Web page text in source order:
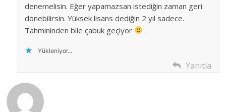
denemelisin. Eğer yapamazsan istediğin zaman geri
dönebilirsin. Yüksek lisans dediğin 2 yıl sadece.
Tahmininden bile çabuk geçiyor
.
Yükleniyor...
Yanıtla